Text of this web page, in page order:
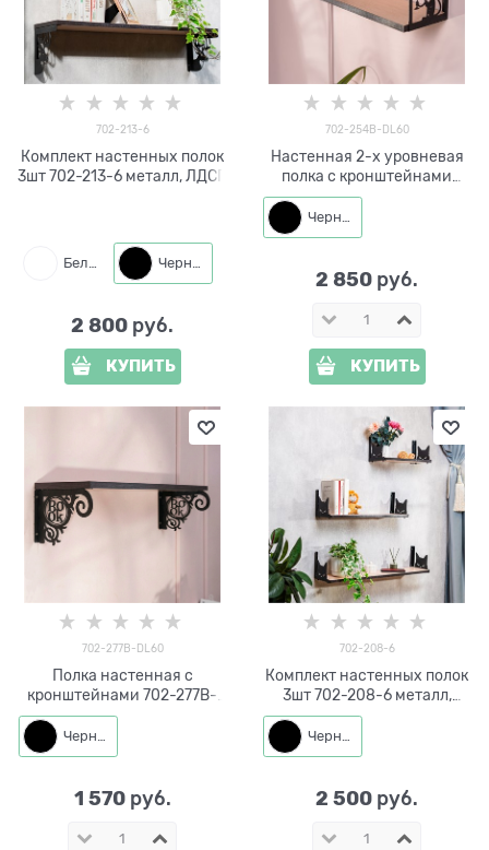
702-213-6
Комплект настенных полок
3шт 702-213-6 металл, ЛДСП
Белый Черный
2 800 руб.
КУПИТЬ
702-254B-DL60
Настенная 2-х уровневая
полка с кронштейнами
Кошки 702-254B-DL60
металл, ЛДСП 60*14 см
Черный
2 850 руб.
КУПИТЬ
702-277B-DL60
Полка настенная с
кронштейнами 702-277B-
DL60 металл, ЛДСП
60*18*1,8 см
Черный
1 570 руб.
702-208-6
Комплект настенных полок
3шт 702-208-6 металл,
ЛДСП
Черный
2 500 руб.